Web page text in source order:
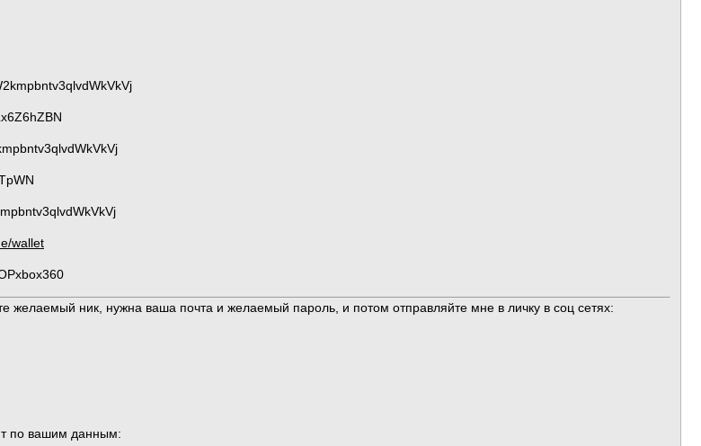
wallet
желаемый ник, нужна ваша почта и желаемый пароль, и потом отправляйте мне в личку в соц сетях:
по вашим данным: